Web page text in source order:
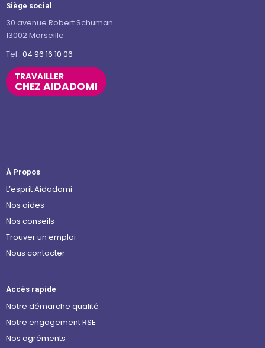
Siège social
30 avenue Robert Schuman
13002 Marseille
Tel : 04 96 16 10 06
TRAVAILLER
CHEZ AIDADOMI
À Propos
L’esprit Aidadomi
Nos aides
Nos conseils
Trouver un emploi
Nous contacter
Accès rapide
Notre démarche qualité
Notre engagement RSE
Nos agréments